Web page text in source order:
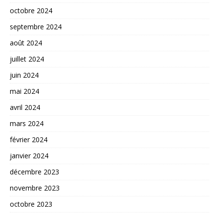
octobre 2024
septembre 2024
août 2024
juillet 2024
juin 2024
mai 2024
avril 2024
mars 2024
février 2024
janvier 2024
décembre 2023
novembre 2023
octobre 2023